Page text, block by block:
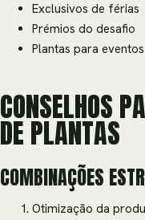
Exclusivos de férias
Prémios do desafio
Plantas para
CONSELHOS
DE PLANTAS
COMBINAÇÕES
Otimização da